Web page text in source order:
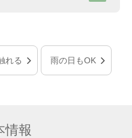
れる 雨の日もOK
情報